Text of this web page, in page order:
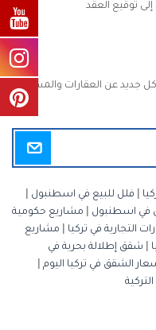
توقيع العقد
كل جديد عن العقارات والمشاريع
فلل للبيع في اسطنبول
في اسطنبول
مشاريع حكومية
التجارية في تركيا
مشاريع
شقق إطلالة بحرية في
الشقق في تركيا اليوم